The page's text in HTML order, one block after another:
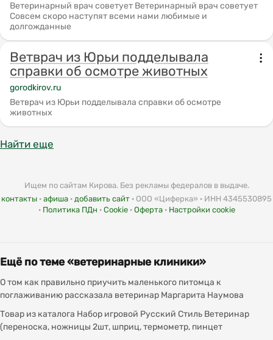
Ветеринарный врач советует Ветеринарный врач советует
Совсем скоро наступят всеми нами любимые и
долгожданные
Ветврач из Юрьи подделывала
справки об осмотре животных
gorodkirov.ru
Ветврач из Юрьи подделывала справки об осмотре
животных
Найти еще
Ищем по сайтам Кирова. Без рекламы федералов в выдаче.
контакты · афиша · добавить сайт · ООО «Циферка» · ИНН 4345530895
· Политика ПДн · Cookie· Оферта· Настройки cookie
Ещё по теме «ветеринарные клиники»
О том как правильно приучить маленького питомца к
поглаживанию рассказала ветеринар Маргарита Наумова
Товар из каталога Набор игровой Русский Стиль Ветеринар
(переноска, ножницы 2шт, шприц, термометр, пинцет